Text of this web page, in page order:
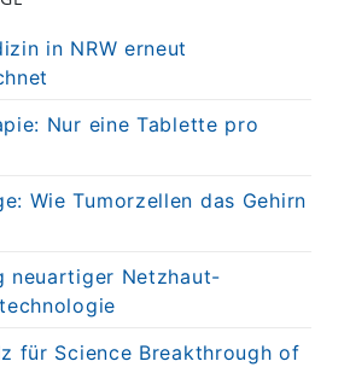
in NRW erneut
Nur eine Tablette pro
Wie Tumorzellen das Gehirn
neuartiger Netzhaut-
für Science Breakthrough of